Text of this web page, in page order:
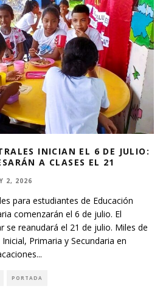
INICIAN EL 6 DE JULIO:
A CLASES EL 21
2, 2026
para estudiantes de Educación
comenzarán el 6 de julio. El
se reanudará el 21 de julio. Miles de
Primaria y Secundaria en
...
PORTADA